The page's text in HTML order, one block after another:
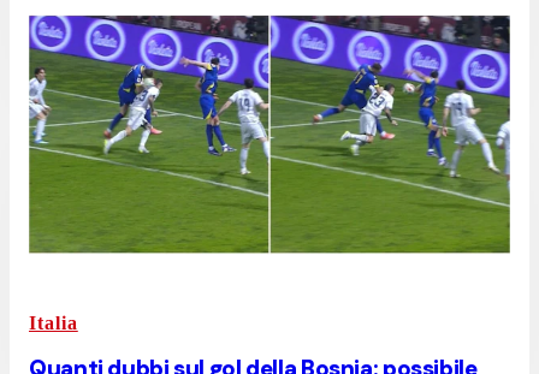
Italia